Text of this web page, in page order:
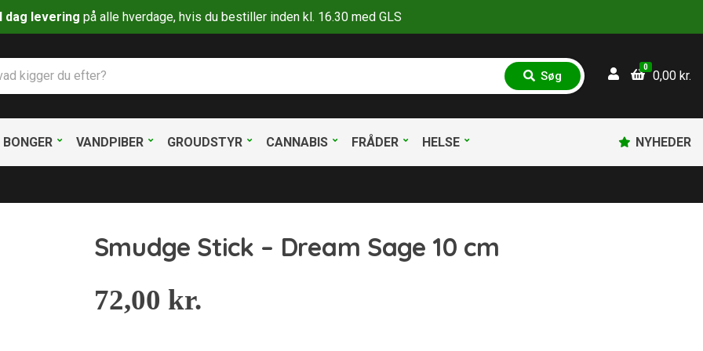
dag levering på alle hverdage, hvis du bestiller inden kl. 16.30 med GLS
S
ø
Søg
0
0,00 kr.
BONGER VANDPIBER GROUDSTYR CANNABIS FRÅDER HELSE NYHEDER
Smudge Stick – Dream Sage 10 cm
72,00 kr.